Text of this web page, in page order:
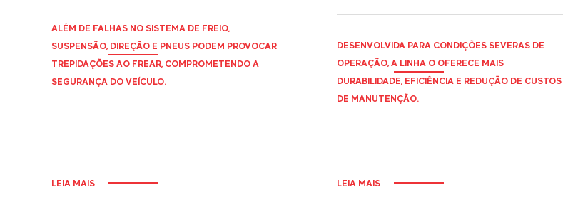
ALÉM DE FALHAS NO SISTEMA DE FREIO,
SUSPENSÃO, DIREÇÃO E PNEUS PODEM PROVOCAR
TREPIDAÇÕES AO FREAR, COMPROMETENDO A
SEGURANÇA DO VEÍCULO.
LEIA MAIS
DESENVOLVIDA PARA CONDIÇÕES SEVERAS DE
OPERAÇÃO, A LINHA O OFERECE MAIS
DURABILIDADE, EFICIÊNCIA E REDUÇÃO DE CUSTOS
DE MANUTENÇÃO.
LEIA MAIS